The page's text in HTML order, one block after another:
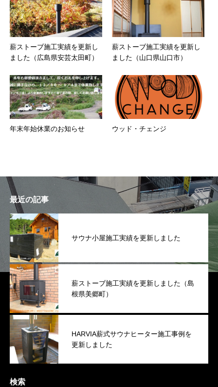
薪ストーブ施工実績を更新し
ました（広島県安芸太田町）
薪ストーブ施工実績を更新し
ました（山口県山口市）
年末年始休業のお知らせ ウッド・チェンジ
最近の記事
サウナ小屋施工実績を更新しました
薪ストーブ施工実績を更新しました（島
根県美郷町）
HARVIA薪式サウナヒーター施工事例を
更新しました
検索